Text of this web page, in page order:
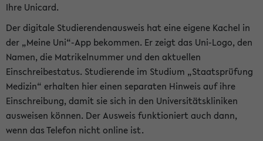
Ihre Unicard.
Der digitale Studierendenausweis hat eine eigene Kachel in
der „Meine Uni“-App bekommen. Er zeigt das Uni-Logo, den
Namen, die Matrikelnummer und den aktuellen
Einschreibestatus. Studierende im Studium „Staatsprüfung
Medizin“ erhalten hier einen separaten Hinweis auf ihre
Einschreibung, damit sie sich in den Universitätskliniken
ausweisen können. Der Ausweis funktioniert auch dann,
wenn das Telefon nicht online ist.